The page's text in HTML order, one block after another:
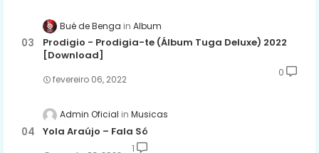
Bué de Benga Album
Prodigio - Prodigia-te (Álbum Tuga Deluxe) 2022
[Download]
fevereiro 06, 2022
0
Admin Oficial Musicas
Yola Araújo – Fala Só
1